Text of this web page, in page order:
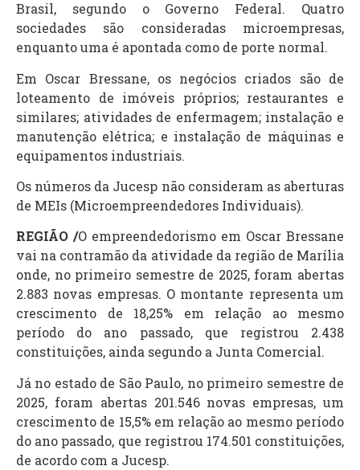
Brasil, segundo o Governo Federal. Quatro
sociedades são consideradas microempresas,
enquanto uma é apontada como de porte normal.
Em Oscar Bressane, os negócios criados são de
loteamento de imóveis próprios; restaurantes e
similares; atividades de enfermagem; instalação e
manutenção elétrica; e instalação de máquinas e
equipamentos industriais.
Os números da Jucesp não consideram as aberturas
de MEIs (Microempreendedores Individuais).
REGIÃO /O empreendedorismo em Oscar Bressane
vai na contramão da atividade da região de Marília
onde, no primeiro semestre de 2025, foram abertas
2.883 novas empresas. O montante representa um
crescimento de 18,25% em relação ao mesmo
período do ano passado, que registrou 2.438
constituições, ainda segundo a Junta Comercial.
Já no estado de São Paulo, no primeiro semestre de
2025, foram abertas 201.546 novas empresas, um
crescimento de 15,5% em relação ao mesmo período
do ano passado, que registrou 174.501 constituições,
de acordo com a Jucesp.